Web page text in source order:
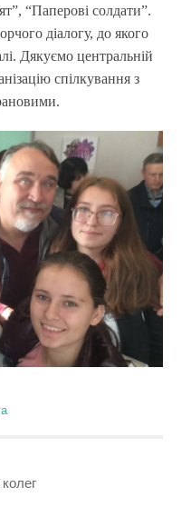
“Паперові солдати”.
діалогу, до якого
Дякуємо центральній
спілкування з